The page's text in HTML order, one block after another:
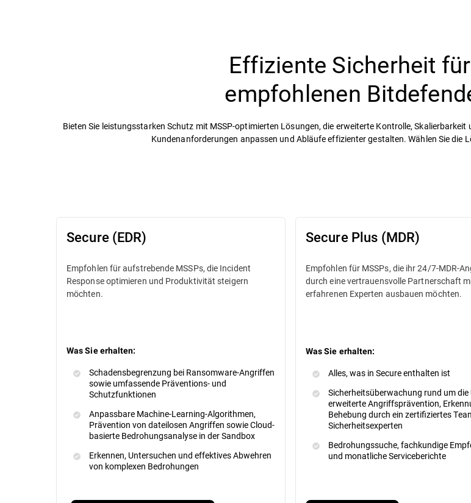
Effiziente Sicherheit
empfohlenen
Bieten Sie leistungsstarken Schutz mit MSSP-optimierten Lösungen, die erweiterte Kontrolle,
Kundenanforderungen anpassen und Abläufe effizienter gestalten. Wählen Sie die
Secure (EDR)
Empfohlen für aufstrebende MSSPs, die Incident
Response optimieren und Produktivität steigern
möchten.
Was Sie erhalten:
Schadensbegrenzung bei Ransomware-Angriffen
sowie umfassende Präventions- und
Schutzfunktionen
Anpassbare Machine-Learning-Algorithmen,
Prävention von dateilosen Angriffen sowie Cloud-
basierte Bedrohungsanalyse in der Sandbox
Erkennen, Untersuchen und effektives Abwehren
von komplexen Bedrohungen
Secure Plus (MDR)
Empfohlen für MSSPs, die ihr 24/7-MDR-
durch eine vertrauensvolle Partnerschaft
erfahrenen Experten ausbauen möchten.
Was Sie erhalten:
Alles, was in Secure enthalten ist
Sicherheitsüberwachung rund um die
erweiterte Angriffsprävention,
Behebung durch ein zertifiziertes
Sicherheitsexperten
Bedrohungssuche, fachkundige
und monatliche Serviceberichte